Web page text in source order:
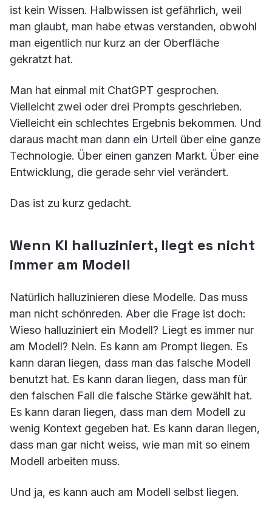
ist kein Wissen. Halbwissen ist gefährlich, weil
man glaubt, man habe etwas verstanden, obwohl
man eigentlich nur kurz an der Oberfläche
gekratzt hat.
Man hat einmal mit ChatGPT gesprochen.
Vielleicht zwei oder drei Prompts geschrieben.
Vielleicht ein schlechtes Ergebnis bekommen. Und
daraus macht man dann ein Urteil über eine ganze
Technologie. Über einen ganzen Markt. Über eine
Entwicklung, die gerade sehr viel verändert.
Das ist zu kurz gedacht.
Wenn KI halluziniert, liegt es nicht
immer am Modell
Natürlich halluzinieren diese Modelle. Das muss
man nicht schönreden. Aber die Frage ist doch:
Wieso halluziniert ein Modell? Liegt es immer nur
am Modell? Nein. Es kann am Prompt liegen. Es
kann daran liegen, dass man das falsche Modell
benutzt hat. Es kann daran liegen, dass man für
den falschen Fall die falsche Stärke gewählt hat.
Es kann daran liegen, dass man dem Modell zu
wenig Kontext gegeben hat. Es kann daran liegen,
dass man gar nicht weiss, wie man mit so einem
Modell arbeiten muss.
Und ja, es kann auch am Modell selbst liegen.